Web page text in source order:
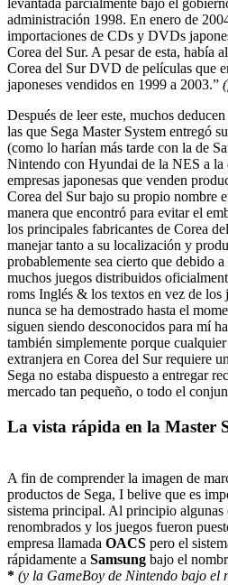
levantada parcialmente bajo el
administración 1998. En enero de
importaciones de CDs y DVDs
Corea del Sur. A pesar de esta, había
Corea del Sur DVD de películas que
japoneses vendidos en 1999 a 2003.”
Después de leer este, muchos
las que Sega Master System entregó
(como lo harían más tarde con la de
Nintendo con Hyundai de la NES a la
empresas japonesas que venden
Corea del Sur bajo su propio nombre
manera que encontró para evitar el
los principales fabricantes de Corea
manejar tanto a su localización y
probablemente sea cierto que debido
muchos juegos distribuidos
roms Inglés & los textos en vez de los
nunca se ha demostrado hasta el
siguen siendo desconocidos para mí
también simplemente porque
extranjera en Corea del Sur requiere
Sega no estaba dispuesto a entregar
mercado tan pequeño, o todo el
La vista rápida en la Master
A fin de comprender la imagen de
productos de Sega, I belive que es
sistema principal. Al principio
renombrados y los juegos fueron
empresa llamada OACS pero el
rápidamente a Samsung bajo el
* (y la GameBoy de Nintendo bajo